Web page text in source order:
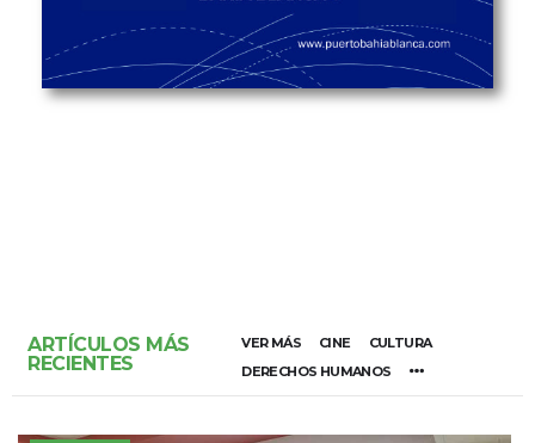
ARTÍCULOS MÁS
RECIENTES
VER MÁS CINE
CULTURA
DERECHOS HUMANOS